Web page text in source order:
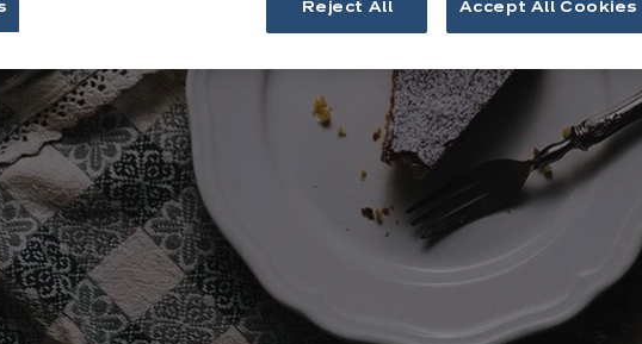
Reject All Accept All Cookies